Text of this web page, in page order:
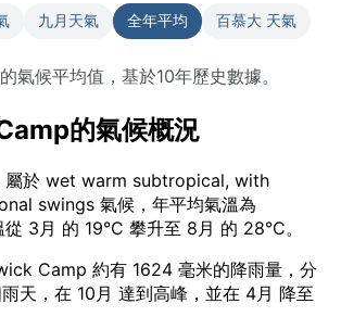
九月天氣 全年平均 百慕大 天氣
氣候平均值，基於10年歷史數據。
的氣候概況
屬於 wet warm subtropical, with
swings 氣候，年平均氣溫為
3月 的 19°C 攀升至 8月 的 28°C。
Camp 約有 1624 毫米的降雨量，分
天，在 10月 達到高峰，並在 4月 降至